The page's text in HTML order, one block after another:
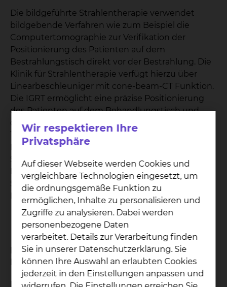
Die bildgeführte Strahlentherapie verwendet
bildgebende Verfahren wie zum Beispiel die
Computertomographie zur Verifikation der
Positionierung des Patienten auf dem
Bestrahlungstisch direkt vor der Bestrahlung. Die
Klinik für Strahlentherapie verfügt hierzu über
Linearbeschleuniger mit cone-beam-CT Funktion.
Die IGRT ermöglicht eine präzise Positionierung
des Patienten auf dem Behandlungstisch und
damit eine sehr exakte Bestrahlung der
Tumorregion. Dieses macht eine präzise
Bestrahlung der Tumorregion unter maximaler
Schonung umgebenden Organe, welche keine
Dosis erhalten sollen, möglich. Eine höhere
Strahlendosis kann appliziert werden, um die
Heilungs-Chancen zu erhöhen.
Image-guided Radiotherapie (IGRT) beim
Prostatakarzinom
Die Strahlentherapie beim nicht-operierten
Wir respektieren Ihre
Privatsphäre
Auf dieser Webseite werden Cookies und
vergleichbare Technologien eingesetzt, um
die ordnungsgemäße Funktion zu
ermöglichen, Inhalte zu personalisieren und
Zugriffe zu analysieren. Dabei werden
personenbezogene Daten
verarbeitet. Details zur Verarbeitung finden
Sie in unserer Datenschutzerklärung. Sie
können Ihre Auswahl an erlaubten Cookies
jederzeit in den Einstellungen anpassen und